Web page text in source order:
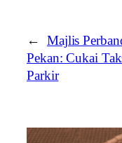
←
Majlis
Pekan: Cukai
Parkir